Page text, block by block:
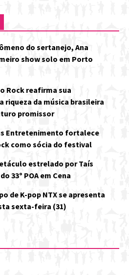
do sertanejo, Ana
show solo em Porto
Rock reafirma sua
riqueza da música brasileira
promissor
Entretenimento fortalece
como sócia do festival
estrelado por Taís
33º POA em Cena
de K-pop NTX se apresenta
sexta-feira (31)